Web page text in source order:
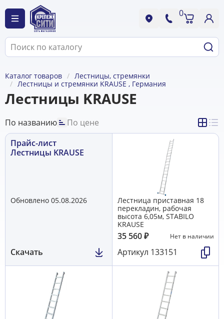
0
Каталог товаров
Лестницы, стремянки
Лестницы и стремянки KRAUSE , Германия
Лестницы KRAUSE
По названию
По цене
Прайс-лист
Лестницы KRAUSE
Обновлено 05.08.2026
Скачать
Лестница приставная 18
перекладин, рабочая
высота 6,05м, STABILO
KRAUSE
35 560₽ Нет в наличии
Артикул 133151